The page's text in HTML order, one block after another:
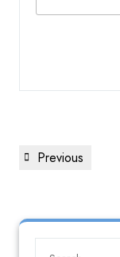
Previous
Previous